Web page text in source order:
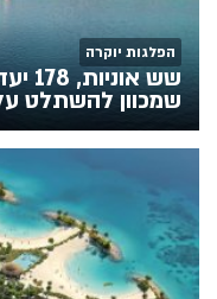
הפלגות יוקרה
שש
שמכוון להשתלט על